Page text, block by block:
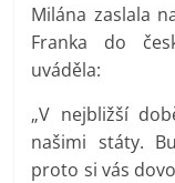
Milána zaslala
Franka do
uváděla:
„V nejbližší
našimi státy.
proto si vás